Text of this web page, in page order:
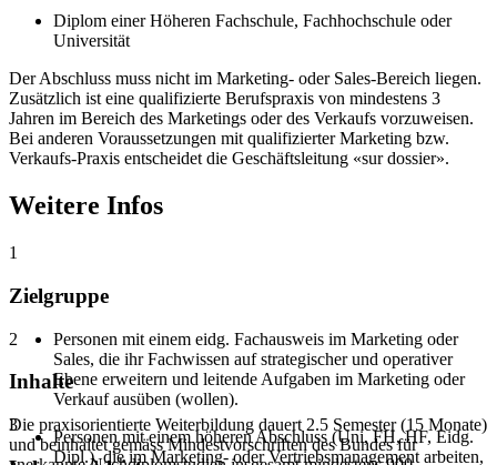
Diplom einer Höheren Fachschule, Fachhochschule oder
Universität
Der Abschluss muss nicht im Marketing- oder Sales-Bereich liegen.
Zusätzlich ist eine qualifizierte Berufspraxis von mindestens 3
Jahren im Bereich des Marketings oder des Verkaufs vorzuweisen.
Bei anderen Voraussetzungen mit qualifizierter Marketing bzw.
Verkaufs-Praxis entscheidet die Geschäftsleitung «sur dossier».
Weitere Infos
1
Zielgruppe
Personen mit einem eidg. Fachausweis im Marketing oder
Sales, die ihr Fachwissen auf strategischer und operativer
Ebene erweitern und leitende Aufgaben im Marketing oder
Verkauf ausüben (wollen).
Personen mit einem höheren Abschluss (Uni, FH, HF, Eidg.
Dipl.), die im Marketing- oder Vertriebsmanagement arbeiten,
2
Inhalte
Die praxisorientierte Weiterbildung dauert 2.5 Semester (15 Monate)
und beinhaltet gemäss Mindestvorschriften des Bundes für
3